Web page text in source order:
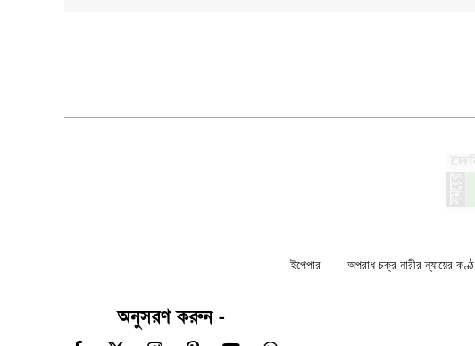
ইপেপার অপরাধ চক্র নারীর ন্যায়ের কণ্ঠ
অনুসরণ করুন -